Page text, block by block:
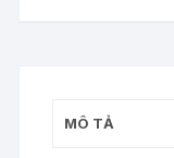
4000
MÔ TẢ